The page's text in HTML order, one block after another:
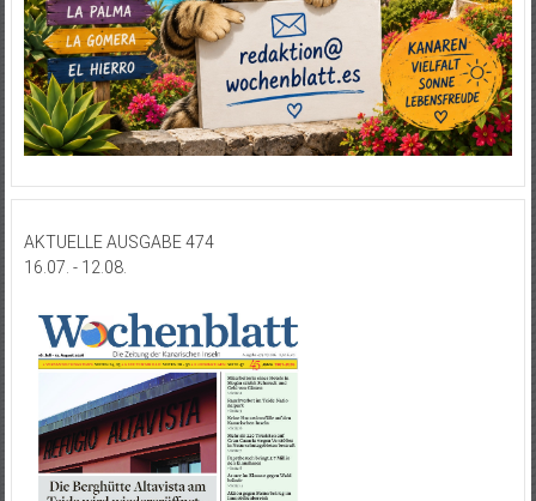
AKTUELLE AUSGABE 474
16.07. - 12.08.